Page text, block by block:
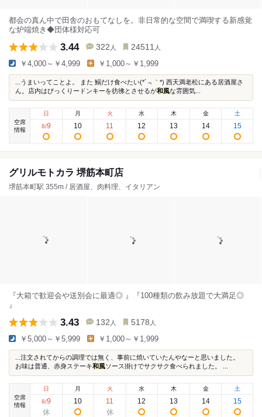
都会の真ん中で田舎のおもてなしを。非日常的な空間で満喫する新感覚
な炉端焼き◆団体様対応可
3.44 322 人 24511 人
￥4,000～￥4,999 ￥1,000～￥1,999
...うまいってことよ。 また 鰯だけ食べたい(*´﹃｀*) 西天満老松にある居酒屋さ
ん。店内はびっくりードンキーを彷彿とさせるが和風な雰囲気...
空席
情報
日
8/9
月
10
火
11
水
12
木
13
金
14
土
15
グリルモトカラ 堺筋本町店
堺筋本町駅 355m / 居酒屋、肉料理、イタリアン
『大箱で歓迎会や送別会に最適◎ 』『100種類の飲み放題で大満足◎
』
3.43 132 人 5178 人
￥5,000～￥5,999 ￥1,000～￥1,999
...注文されてからの調理では無く、事前に焼いていたんやなーと思いました。
お味は普通、赤身ステーキ和風ソース掛けでサクサク食べられました。 ...
空席
情報
日
8/9
月
10
火
11
水
12
木
13
金
14
土
15